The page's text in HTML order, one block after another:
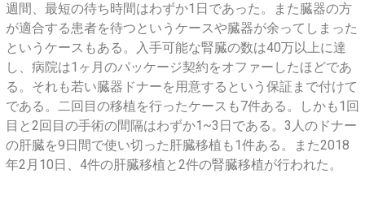
週間、最短の待ち時間はわずか1日であった。また臓器の方
が適合する患者を待つというケースや臓器が余ってしまった
というケースもある。入手可能な腎臓の数は40万以上に達
し、病院は1ヶ月のパッケージ契約をオファーしたほどであ
る。それも若い臓器ドナーを用意するという保証まで付けて
である。二回目の移植を行ったケースも7件ある。しかも1回
目と2回目の手術の間隔はわずか1~3日である。3人のドナー
の肝臓を9日間で使い切った肝臓移植も1件ある。また2018
年2月10日、4件の肝臓移植と2件の腎臓移植が行われた。